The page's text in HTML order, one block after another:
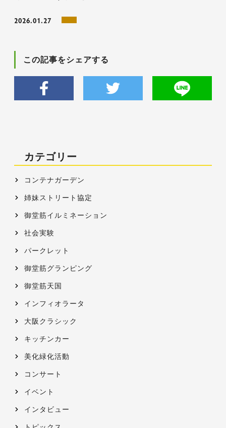
2026.01.27
この記事をシェアする
カテゴリー
コンテナガーデン
姉妹ストリート協定
御堂筋イルミネーション
社会実験
パークレット
御堂筋グランピング
御堂筋天国
インフィオラータ
大阪クラシック
キッチンカー
美化緑化活動
コンサート
イベント
インタビュー